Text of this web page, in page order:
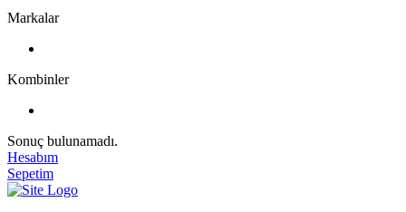
Markalar
Kombinler
Sonuç bulunamadı.
Hesabım
Sepetim